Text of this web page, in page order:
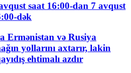
saat 16:00-dan 7 avqust
dək
Ermənistan və Rusiya
yollarını axtarır, lakin
ehtimalı azdır